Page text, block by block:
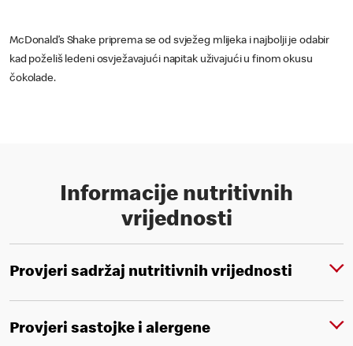
McDonald’s Shake priprema se od svježeg mlijeka i najbolji je odabir
kad poželiš ledeni osvježavajući napitak uživajući u finom okusu
čokolade.
Informacije nutritivnih
vrijednosti
Provjeri sadržaj nutritivnih vrijednosti
Provjeri sastojke i alergene